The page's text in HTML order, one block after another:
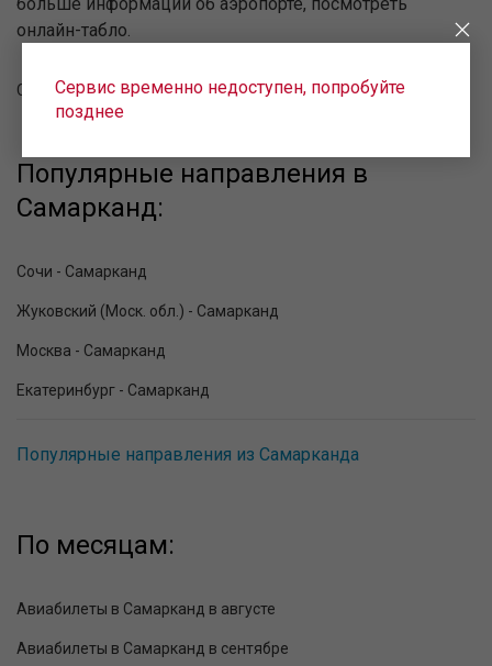
онлайн-табло.
Самарканд (SKD)
Популярные направления в
Самарканд:
Сочи - Самарканд
Жуковский (Моск. обл.) - Самарканд
Москва - Самарканд
Екатеринбург - Самарканд
Популярные направления из Самарканда
По месяцам:
Авиабилеты в Самарканд в августе
Авиабилеты в Самарканд в сентябре
Сервис временно недоступен, попробуйте
позднее